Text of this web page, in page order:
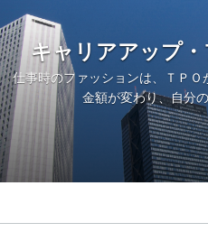
キャリアアップ
仕事時のファッションは、ＴＰ
金額が変わり、自分